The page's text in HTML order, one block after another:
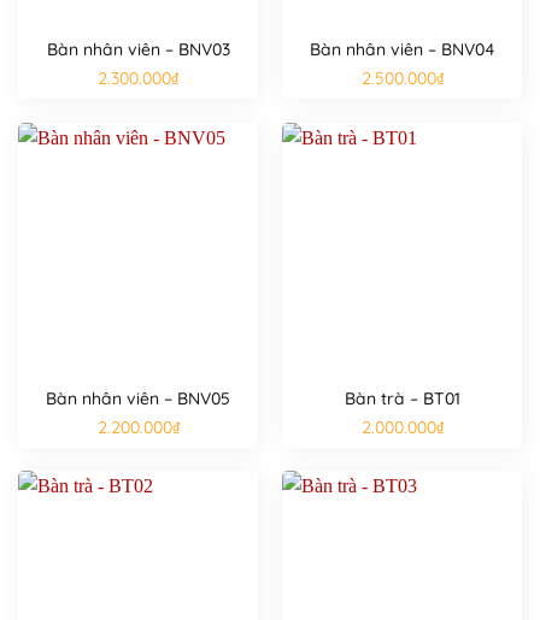
Bàn nhân viên – BNV03
2.300.000₫
Bàn nhân viên – BNV04
2.500.000₫
Bàn nhân viên – BNV05
2.200.000₫
Bàn trà – BT01
2.000.000₫